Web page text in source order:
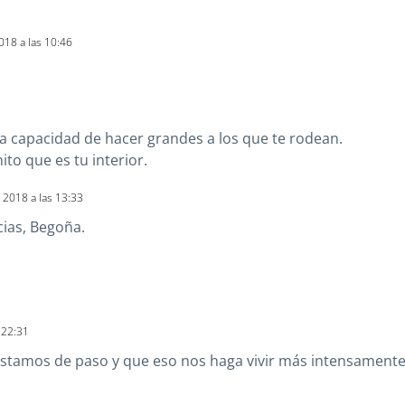
a las 10:46
capacidad de hacer grandes a los que te rodean.
que es tu interior.
a las 13:33
Begoña.
de paso y que eso nos haga vivir más